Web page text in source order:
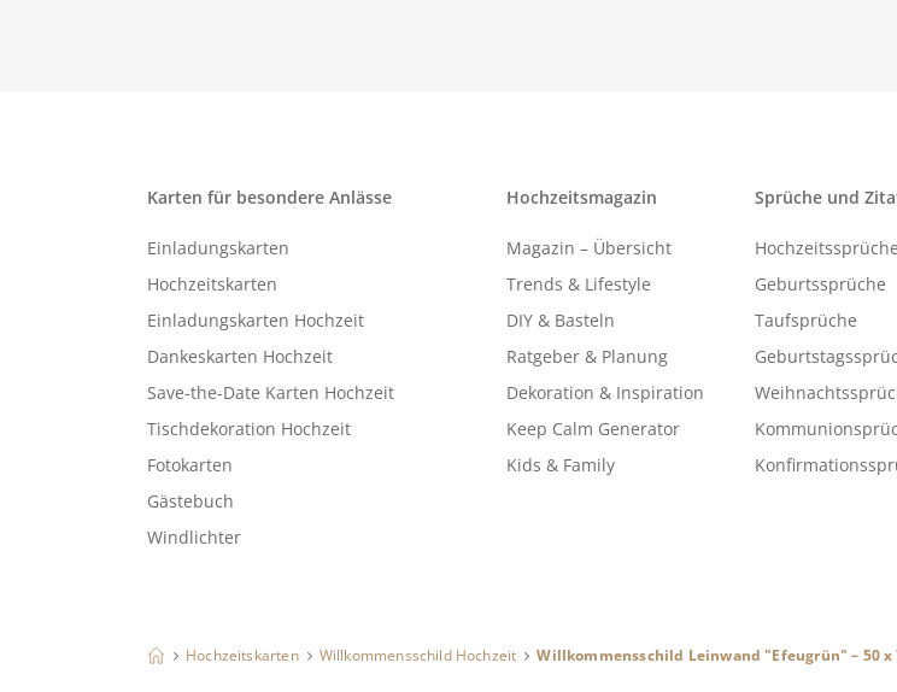
Karten für besondere Anlässe
Einladungskarten
Hochzeitskarten
Einladungskarten Hochzeit
Dankeskarten Hochzeit
Save-the-Date Karten Hochzeit
Tischdekoration Hochzeit
Fotokarten
Gästebuch
Windlichter
Hochzeitsmagazin
Magazin – Übersicht
Trends & Lifestyle
DIY & Basteln
Ratgeber & Planung
Dekoration & Inspiration
Keep Calm Generator
Kids & Family
Sprüche und
Hochzeitssprüche
Geburtssprüche
Taufsprüche
Hochzeitskarten Willkommensschild Hochzeit Willkommensschild Leinwand "Efeugrün" – 50 x